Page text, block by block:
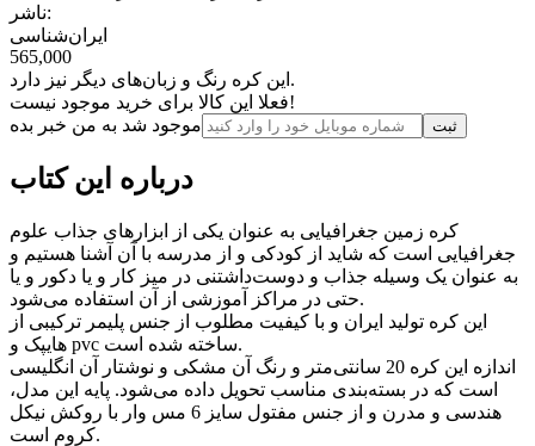
ناشر:
ایران‌شناسی
565,000
این کره رنگ و زبان‌های دیگر نیز دارد.
فعلا این کالا برای خرید موجود نیست!
موجود شد به من خبر بده
ثبت‌
درباره این کتاب
کره زمین جغرافیایی به عنوان یکی از ابزارهای جذاب علوم
جغرافیایی است که شاید از کودکی و از مدرسه با آن آشنا هستیم و
به عنوان یک وسیله جذاب و دوست‌داشتنی در میز کار و یا دکور و یا
حتی در مراکز آموزشی از آن استفاده می‌شود.
این کره تولید ایران و با کیفیت مطلوب از جنس پلیمر ترکیبی از
هایپک و pvc ساخته شده است.
اندازه این کره 20 سانتی‌متر و رنگ آن مشکی و نوشتار آن انگلیسی
است که در بسته‌بندی مناسب تحویل داده می‌شود. پایه این مدل،
هندسی و مدرن و از جنس مفتول سایز 6 مس وار با روکش نیکل
کروم است.